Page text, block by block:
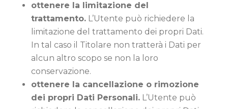
ottenere la limitazione del
trattamento.L’Utente può richiedere la
limitazione del trattamento dei propri Dati.
In tal caso il Titolare non tratterà i Dati per
alcun altro scopo se non la loro
conservazione.
ottenere la cancellazione o rimozione
dei propri Dati Personali.L’Utente può